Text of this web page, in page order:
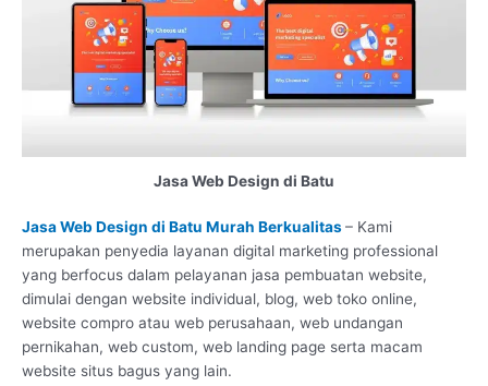
Jasa Web Design di Batu
Jasa Web Design di Batu Murah Berkualitas– Kami
merupakan penyedia layanan digital marketing professional
yang berfocus dalam pelayanan jasa pembuatan website,
dimulai dengan website individual, blog, web toko online,
website compro atau web perusahaan, web undangan
pernikahan, web custom, web landing page serta macam
website situs bagus yang lain.